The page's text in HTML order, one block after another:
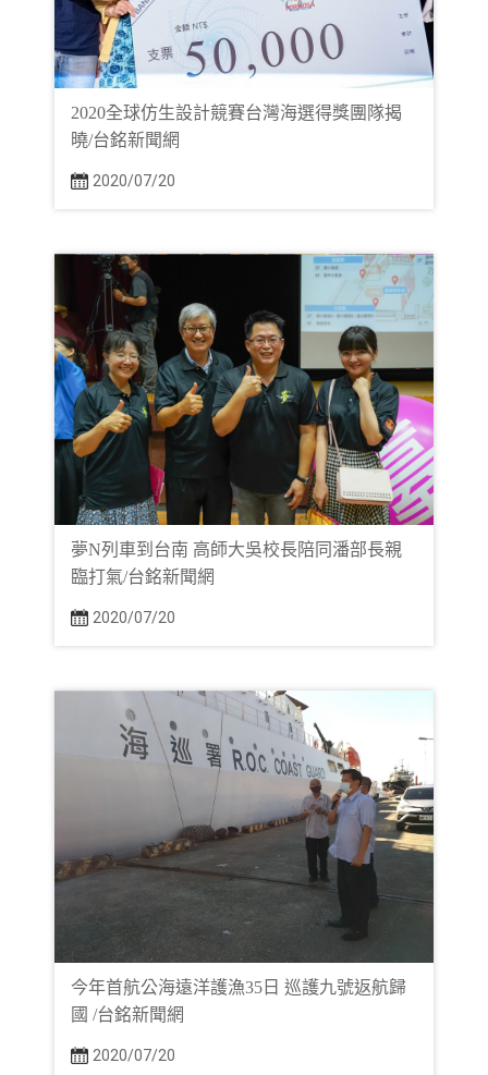
2020全球仿生設計競賽台灣海選得獎團隊揭
曉/台銘新聞網
2020/07/20
夢N列車到台南 高師大吳校長陪同潘部長親
臨打氣/台銘新聞網
2020/07/20
今年首航公海遠洋護漁35日 巡護九號返航歸
國 /台銘新聞網
2020/07/20